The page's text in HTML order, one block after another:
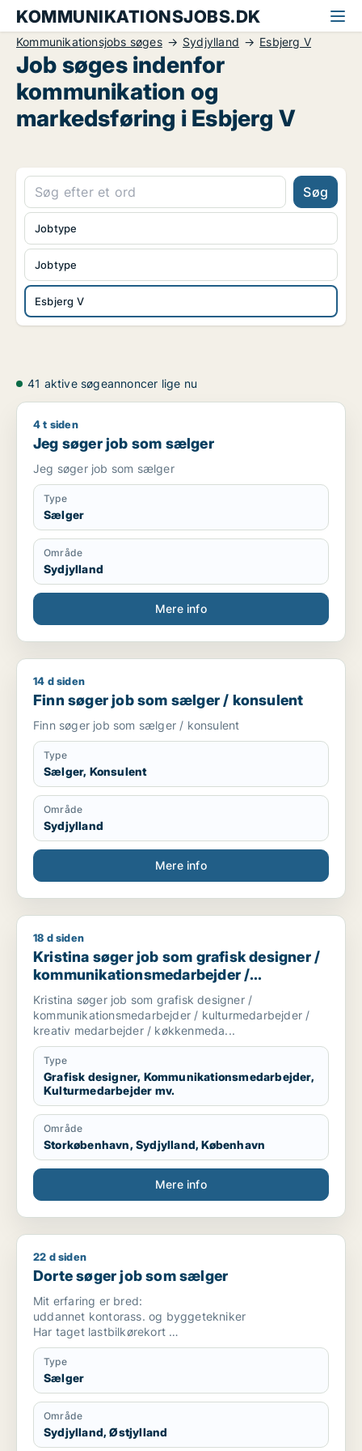
KOMMUNIKATIONSJOBS.DK
Kommunikationsjobs søges Sydjylland Esbjerg V
Job søges indenfor
kommunikation og
markedsføring i Esbjerg V
Søg
Jobtype
Esbjerg V
Jobtype
41 aktive søgeannoncer lige nu
Jeg søger job som sælger
4 t siden
Jeg søger job som sælger
Jeg søger job som sælger
Type
Sælger
Område
Sydjylland
Mere info
Finn søger job som sælger / konsulent
14 d siden
Finn søger job som sælger / konsulent
Finn søger job som sælger / konsulent
Type
Sælger, Konsulent
Område
Sydjylland
Mere info
Kristina søger job som grafisk designer /
18 d siden
Kristina søger job som grafisk designer /
kommunikationsmedarbejder /
kulturmedarbejder / kreativ medarbejder /
køkkenmedarbejder
Kristina søger job som grafisk designer /
kommunikationsmedarbejder / kulturmedarbejder /
kreativ medarbejder / køkkenmeda...
Type
Grafisk designer, Kommunikationsmedarbejder,
Kulturmedarbejder mv.
Område
Storkøbenhavn, Sydjylland, København
Mere info
Dorte søger job som sælger
22 d siden
Dorte søger job som sælger
Mit erfaring er bred:
uddannet kontorass. og byggetekniker
Har taget lastbilkørekort
Jeg har solgt og rådgivet i byggeprodukter, i bank-
og forsikring...
.Har været hjælpelærer og pædagogmedhjælper på
efterskole
.arbejdet socialfaglig som ufaglært ssh og
handicaphjælper
Type
Sælger
Område
Sydjylland, Østjylland